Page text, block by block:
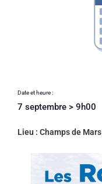
Date et heure :
7 septembre > 9h00
Lieu : Champs de Mars